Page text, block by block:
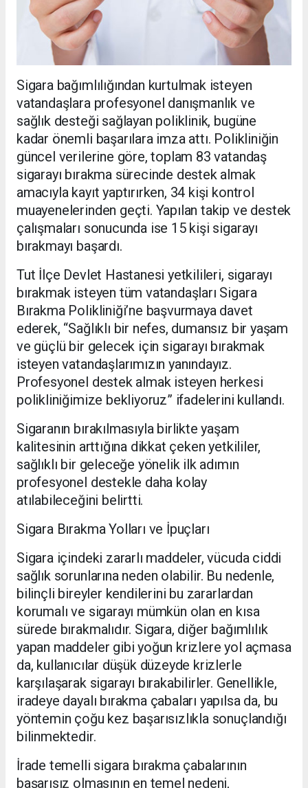
Sigara bağımlılığından kurtulmak isteyen
vatandaşlara profesyonel danışmanlık ve
sağlık desteği sağlayan poliklinik, bugüne
kadar önemli başarılara imza attı. Polikliniğin
güncel verilerine göre, toplam 83 vatandaş
sigarayı bırakma sürecinde destek almak
amacıyla kayıt yaptırırken, 34 kişi kontrol
muayenelerinden geçti. Yapılan takip ve destek
çalışmaları sonucunda ise 15 kişi sigarayı
bırakmayı başardı.
Tut İlçe Devlet Hastanesi yetkilileri, sigarayı
bırakmak isteyen tüm vatandaşları Sigara
Bırakma Polikliniği’ne başvurmaya davet
ederek, “Sağlıklı bir nefes, dumansız bir yaşam
ve güçlü bir gelecek için sigarayı bırakmak
isteyen vatandaşlarımızın yanındayız.
Profesyonel destek almak isteyen herkesi
polikliniğimize bekliyoruz” ifadelerini kullandı.
Sigaranın bırakılmasıyla birlikte yaşam
kalitesinin arttığına dikkat çeken yetkililer,
sağlıklı bir geleceğe yönelik ilk adımın
profesyonel destekle daha kolay
atılabileceğini belirtti.
Sigara Bırakma Yolları ve İpuçları
Sigara içindeki zararlı maddeler, vücuda ciddi
sağlık sorunlarına neden olabilir. Bu nedenle,
bilinçli bireyler kendilerini bu zararlardan
korumalı ve sigarayı mümkün olan en kısa
sürede bırakmalıdır. Sigara, diğer bağımlılık
yapan maddeler gibi yoğun krizlere yol açmasa
da, kullanıcılar düşük düzeyde krizlerle
karşılaşarak sigarayı bırakabilirler. Genellikle,
iradeye dayalı bırakma çabaları yapılsa da, bu
yöntemin çoğu kez başarısızlıkla sonuçlandığı
bilinmektedir.
İrade temelli sigara bırakma çabalarının
başarısız olmasının en temel nedeni,